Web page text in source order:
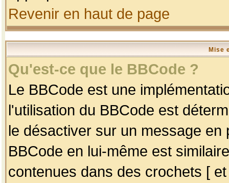
Revenir en haut de page
Mise
Qu'est-ce que le BBCode ?
Le BBCode est une
l'utilisation du BBCode est
le désactiver sur un message
BBCode en lui-même est
contenues dans des crochets [